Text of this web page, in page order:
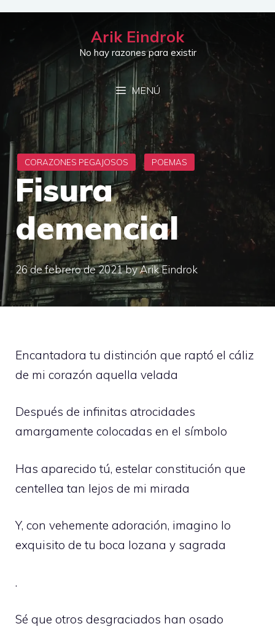
Saltar
Arik Eindrok
No hay razones para existir
MENÚ
Fisura
demencial
26 de febrero de 2021byArik Eindrok
Encantadora tu distinción que raptó el cáliz
de mi corazón aquella velada
Después de infinitas atrocidades
amargamente colocadas en el símbolo
Has aparecido tú, estelar constitución que
centellea tan lejos de mi mirada
Y, con vehemente adoración, imagino lo
exquisito de tu boca lozana y sagrada
.
Sé que otros desgraciados han osado